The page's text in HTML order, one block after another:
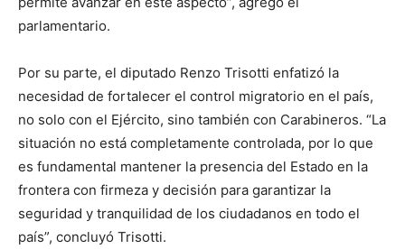
parlamentario.
Por su parte, el diputado Renzo Trisotti enfatizó la
necesidad de fortalecer el control migratorio en el país,
no solo con el Ejército, sino también con Carabineros. “La
situación no está completamente controlada, por lo que
es fundamental mantener la presencia del Estado en la
frontera con firmeza y decisión para garantizar la
seguridad y tranquilidad de los ciudadanos en todo el
país”, concluyó Trisotti.